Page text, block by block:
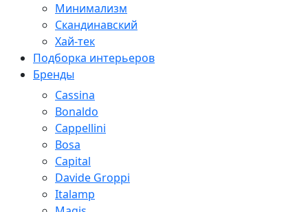
Минимализм
Скандинавский
Хай-тек
Подборка интерьеров
Бренды
Cassina
Bonaldo
Cappellini
Bosa
Capital
Davide Groppi
Italamp